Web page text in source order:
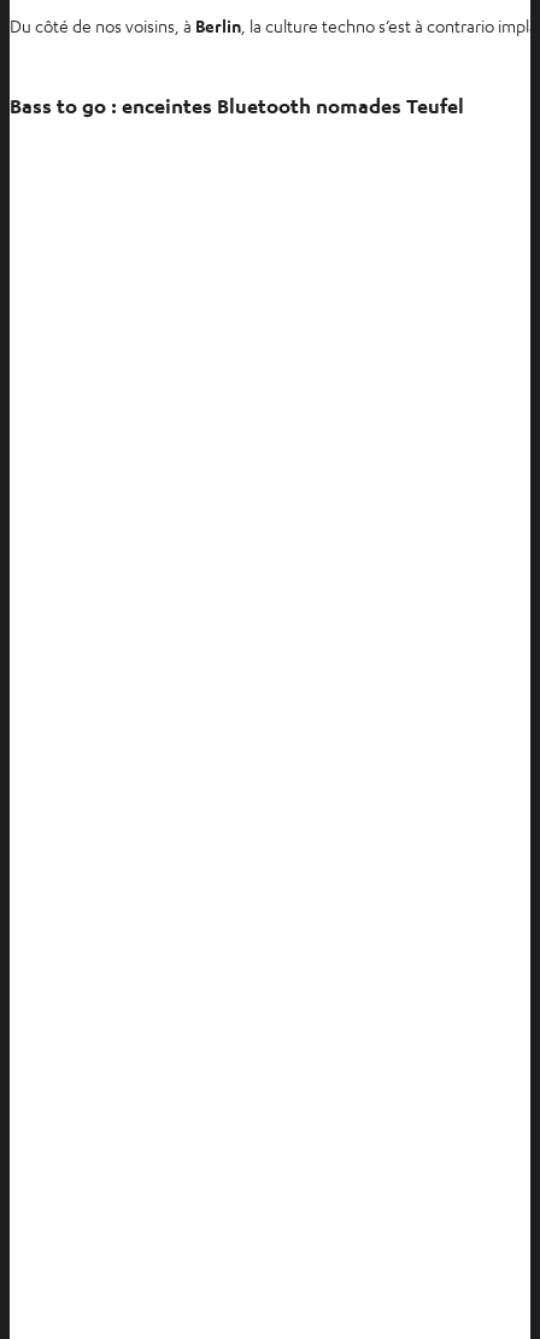
Du côté de nos voisins, à Berlin , la culture techno s’est à contrario
Bass to go : enceintes Bluetooth nomades Teufel